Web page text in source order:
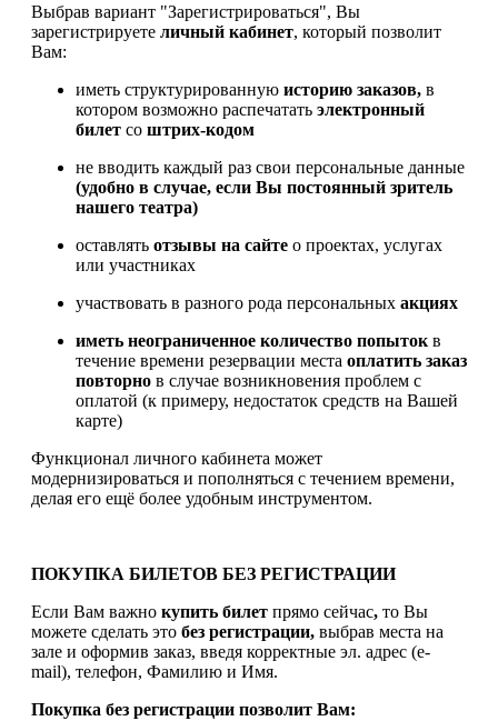
Выбрав вариант "Зарегистрироваться", Вы
зарегистрируете личный кабинет, который позволит
Вам:
иметь структурированную историю заказов, в
котором возможно распечатать электронный
билет со штрих-кодом
не вводить каждый раз свои персональные данные
(удобно в случае, если Вы постоянный зритель
нашего театра)
оставлять отзывы на сайте о проектах, услугах
или участниках
участвовать в разного рода персональных акциях
иметь неограниченное количество попыток в
течение времени резервации места оплатить заказ
повторно в случае возникновения проблем с
оплатой (к примеру, недостаток средств на Вашей
карте)
Функционал личного кабинета может
модернизироваться и пополняться с течением времени,
делая его ещё более удобным инструментом.
ПОКУПКА БИЛЕТОВ БЕЗ РЕГИСТРАЦИИ
Если Вам важно купить билет прямо сейчас, то Вы
можете сделать это без регистрации, выбрав места на
зале и оформив заказ, введя корректные эл. адрес (e-
mail), телефон, Фамилию и Имя.
Покупка без регистрации позволит Вам: